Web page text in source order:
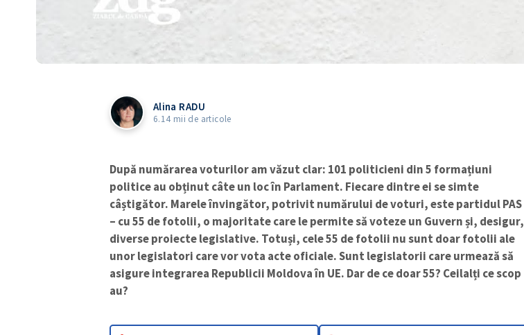
Alina RADU
6.14 mii de articole
După numărarea voturilor am văzut clar: 101 politicieni din 5 formațiuni
politice au obținut câte un loc în Parlament. Fiecare dintre ei se simte
câștigător. Marele învingător, potrivit numărului de voturi, este partidul PAS
– cu 55 de fotolii, o majoritate care le permite să voteze un Guvern și, desigur,
diverse proiecte legislative. Totuși, cele 55 de fotolii nu sunt doar fotolii ale
unor legislatori care vor vota acte oficiale. Sunt legislatorii care urmează să
asigure integrarea Republicii Moldova în UE. Dar de ce doar 55? Ceilalți ce scop
au?